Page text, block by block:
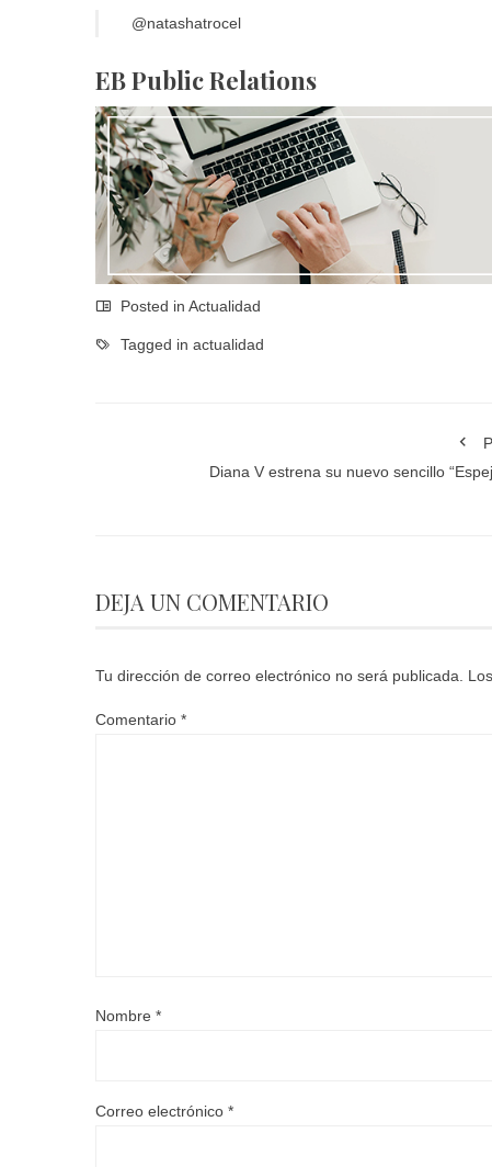
@natashatrocel
EB Public Relations
Posted in Actualidad
Tagged in actualidad
Diana V estrena su nuevo sencillo
DEJA UN COMENTARIO
Tu dirección de correo electrónico no será publicada.
Comentario *
Nombre *
Correo electrónico *